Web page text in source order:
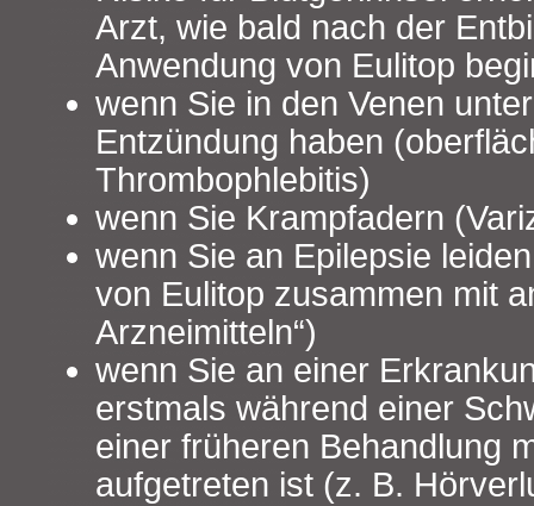
Arzt, wie bald nach der
Anwendung von Eulitop
wenn Sie in den Venen
Entzündung haben
Thrombophlebitis)
wenn Sie Krampfadern
wenn Sie an Epilepsie
von Eulitop zusammen mit
Arzneimitteln“)
wenn Sie an einer
erstmals während einer
einer früheren Behandlung
aufgetreten ist (z. B.